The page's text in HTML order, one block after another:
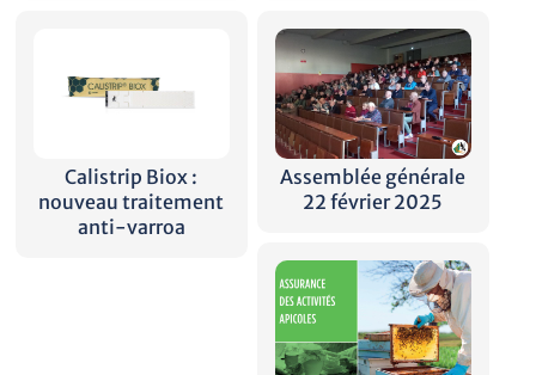
Calistrip Biox :
nouveau traitement
anti-varroa
Assemblée générale
22 février 2025